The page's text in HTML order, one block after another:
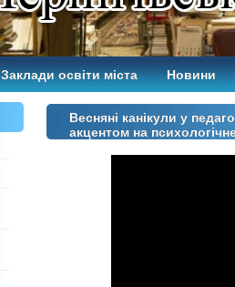
Заклади освіти міста Новини
Весняні канікули у
акцентом на